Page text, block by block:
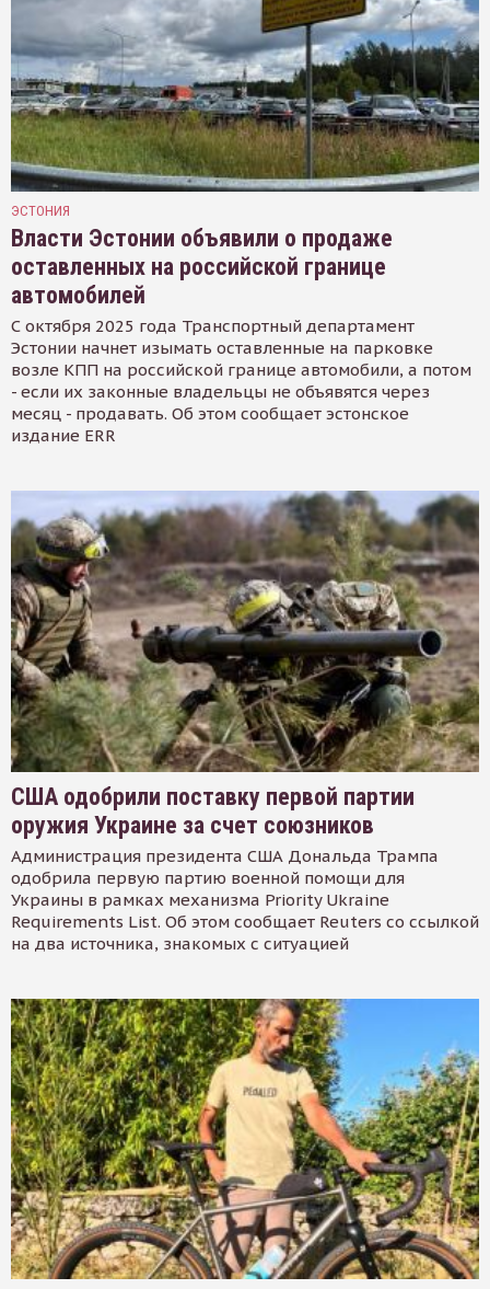
ЭСТОНИЯ
Власти Эстонии объявили о продаже
оставленных на российской границе
автомобилей
С октября 2025 года Транспортный департамент
Эстонии начнет изымать оставленные на парковке
возле КПП на российской границе автомобили, а потом
- если их законные владельцы не объявятся через
месяц - продавать. Об этом сообщает эстонское
издание ERR
США одобрили поставку первой партии
оружия Украине за счет союзников
Администрация президента США Дональда Трампа
одобрила первую партию военной помощи для
Украины в рамках механизма Priority Ukraine
Requirements List. Об этом сообщает Reuters со ссылкой
на два источника, знакомых с ситуацией